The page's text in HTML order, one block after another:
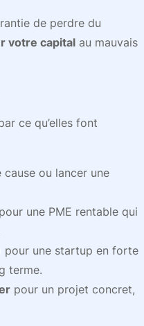
de perdre du
votre capital au mauvais
ce qu’elles font
ou lancer une
pour une PME rentable qui
pour une startup en forte
terme.
pour un projet concret,